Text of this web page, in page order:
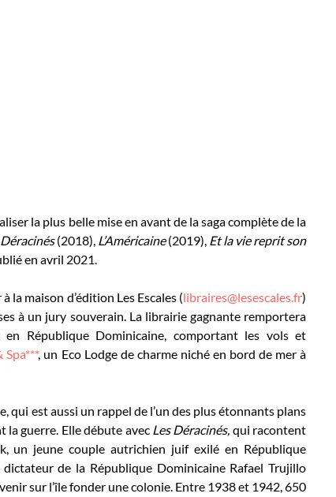
la plus belle mise en avant de la saga complète de la
(2018), L’Américaine (2019), Et la vie reprit son
en avril 2021.
la maison d’édition Les Escales (libraires@lesescales.fr)
à un jury souverain. La librairie gagnante remportera
République Dominicaine, comportant les vols et
, un Eco Lodge de charme niché en bord de mer à
qui est aussi un rappel de l’un des plus étonnants plans
la guerre. Elle débute avec Les Déracinés, qui racontent
un jeune couple autrichien juif exilé en République
de la République Dominicaine Rafael Trujillo
sur l’île fonder une colonie. Entre 1938 et 1942, 650